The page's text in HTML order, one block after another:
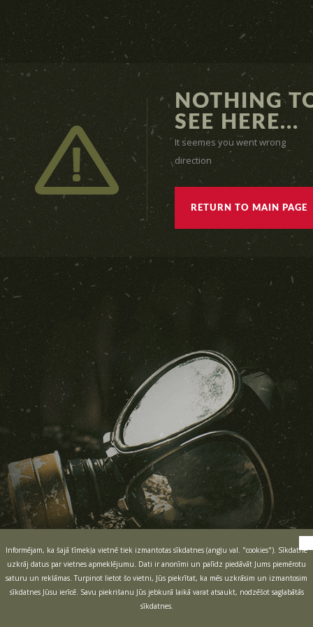
NOTHING
SEE HERE...
It seemes you went wrong
direction
RETURN TO MAIN PAGE
Informējam, ka šajā tīmekļa vietnē tiek izmantotas sīkdatnes (angļu val. "cookies"). Sīkdatne
uzkrāj datus par vietnes apmeklējumu. Dati ir anonīmi un palīdz piedāvāt Jums piemērotu
saturu un reklāmas. Turpinot lietot šo vietni, Jūs piekrītat, ka mēs uzkrāsim un izmantosim
sīkdatnes Jūsu ierīcē. Savu piekrišanu Jūs jebkurā laikā varat atsaukt, nodzēšot saglabātās
sīkdatnes.